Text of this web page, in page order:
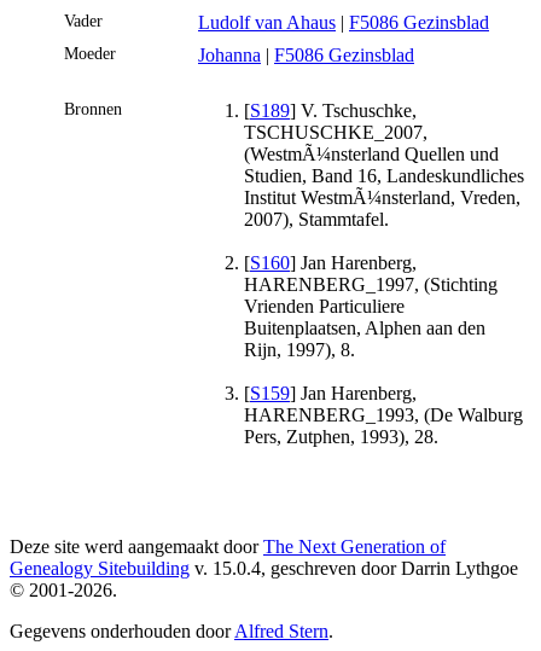
Vader
Ludolf van Ahaus | F5086 Gezinsblad
Moeder Johanna | F5086 Gezinsblad
Bronnen [S189] V. Tschuschke,
TSCHUSCHKE_2007,
(WestmÃ¼nsterland Quellen und
Studien, Band 16, Landeskundliches
Institut WestmÃ¼nsterland, Vreden,
2007), Stammtafel.
[S160] Jan Harenberg,
HARENBERG_1997, (Stichting
Vrienden Particuliere
Buitenplaatsen, Alphen aan den
Rijn, 1997), 8.
[S159] Jan Harenberg,
HARENBERG_1993, (De Walburg
Pers, Zutphen, 1993), 28.
Deze site werd aangemaakt doorThe Next Generation of
Genealogy Sitebuilding v. 15.0.4, geschreven door Darrin Lythgoe
© 2001-2026.
Gegevens onderhouden doorAlfred Stern.